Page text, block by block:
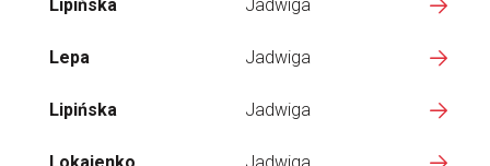
Lipińska Jadwiga
Lepa Jadwiga
Lipińska Jadwiga